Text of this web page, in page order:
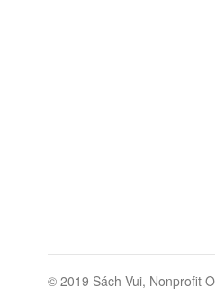
© 2019 Sách Vui, Nonprofit